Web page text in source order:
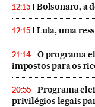
12:15 Bolsonaro, a
12:15 Lula, uma
21:14
O programa
impostos para os
20:55
Programa
privilégios legais